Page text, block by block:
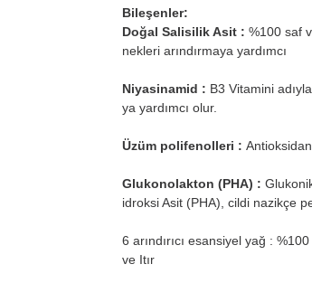
Bileşenler:
Doğal Salisilik Asit : %100 saf
nekleri arındırmaya yardımcı
Niyasinamid : B3 Vitamini
ya yardımcı olur.
Üzüm polifenolleri :
Glukonolakton (PHA) :
idroksi Asit (PHA), cildi nazikçe
6 arındırıcı esansiyel yağ :
ve Itır